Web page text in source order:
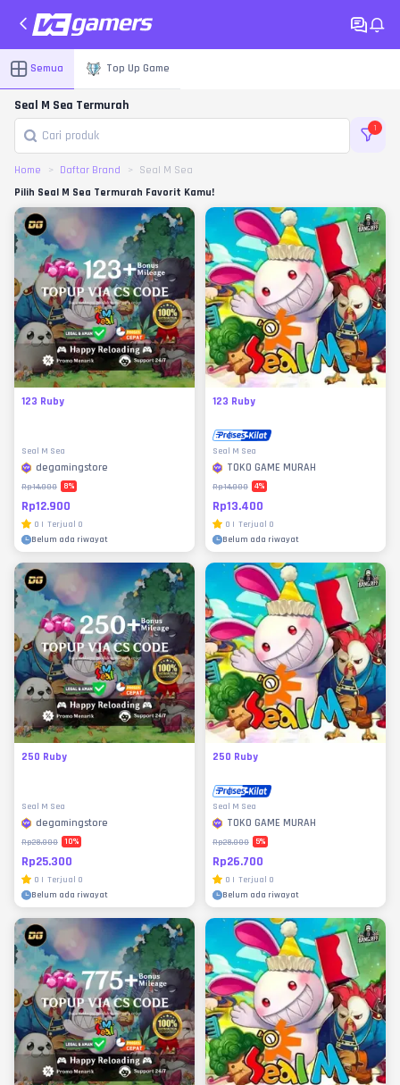
Semua Top Up Game
Seal M Sea Termurah
1
Home Daftar Brand
Seal M Sea
Pilih Seal M Sea Termurah Favorit Kamu!
123 Ruby
Seal M Sea
degamingstore
Rp14.000 8%
Rp12.900
0 | Terjual 0
Belum ada riwayat
123 Ruby
Seal M Sea
TOKO GAME MURAH
Rp14.000 4%
Rp13.400
0 | Terjual 0
Belum ada riwayat
250 Ruby
Seal M Sea
degamingstore
Rp28.000 10%
Rp25.300
0 | Terjual 0
Belum ada riwayat
250 Ruby
Seal M Sea
TOKO GAME MURAH
Rp28.000 5%
Rp26.700
0 | Terjual 0
Belum ada riwayat